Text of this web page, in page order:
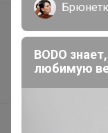
Подарочные
Реклама на сайте
Поставщикам
Вакансии
BODO
любимую